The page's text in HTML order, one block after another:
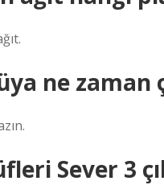
ne zaman
Sever 3